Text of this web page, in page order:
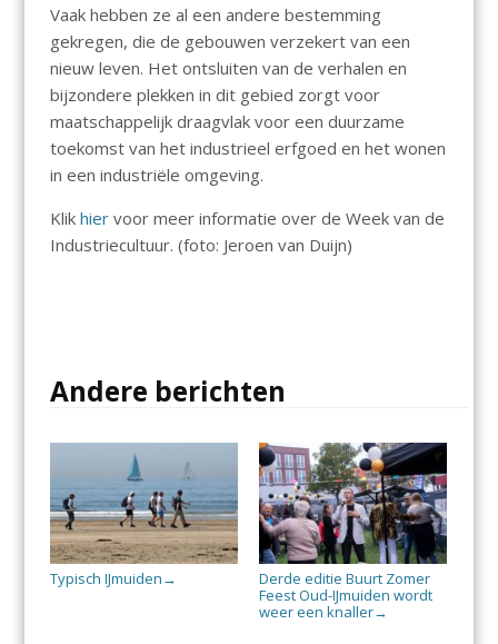
Vaak hebben ze al een andere bestemming
gekregen, die de gebouwen verzekert van een
nieuw leven. Het ontsluiten van de verhalen en
bijzondere plekken in dit gebied zorgt voor
maatschappelijk draagvlak voor een duurzame
toekomst van het industrieel erfgoed en het wonen
in een industriële omgeving.
Klik hier voor meer informatie over de Week van de
Industriecultuur. (foto: Jeroen van Duijn)
Andere berichten
Typisch IJmuiden →
Derde editie Buurt Zomer
Feest Oud-IJmuiden wordt
weer een knaller→